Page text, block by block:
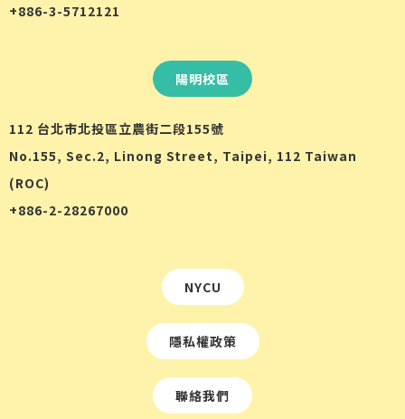
+886-3-5712121
陽明校區
112 台北市北投區立農街二段155號
No.155, Sec.2, Linong Street, Taipei, 112 Taiwan
(ROC)
+886-2-28267000
NYCU
隱私權政策
聯絡我們